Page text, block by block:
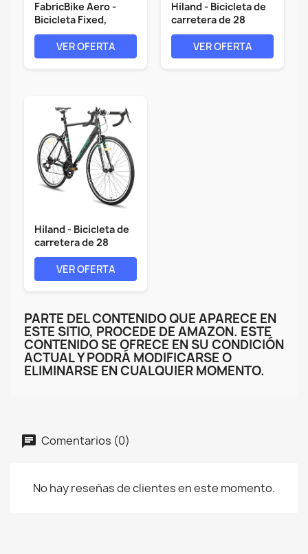
FabricBike Aero -
Bicicleta Fixed,
Fixie,...
VER OFERTA
Hiland - Bicicleta de
carretera de 28
pulgadas,...
VER OFERTA
Hiland - Bicicleta de
carretera de 28
pulgadas,...
VER OFERTA
PARTE DEL CONTENIDO QUE APARECE EN
ESTE SITIO, PROCEDE DE AMAZON. ESTE
CONTENIDO SE OFRECE EN SU CONDICIÓN
ACTUAL Y PODRÁ MODIFICARSE O
ELIMINARSE EN CUALQUIER MOMENTO.
Comentarios (0)
No hay reseñas de clientes en este momento.